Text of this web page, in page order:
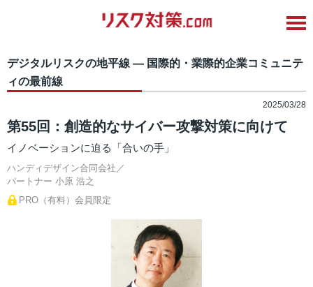
デジタルリスクの地平線 ― 国際的・業際的企業コミュニテ
ィの最前線
2025/03/28
第55回：創造的なサイバー攻撃対策に向けて
イノベーションに迫る「合いの手」
ハンディデザイン合同会社／
パートナー 小原 浩之
PRO（有料）会員限定